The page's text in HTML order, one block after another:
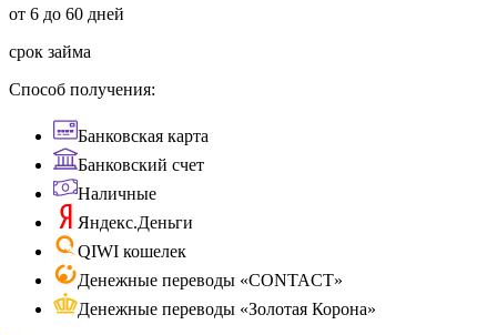
от 6 до 60 дней
срок займа
Способ получения:
Банковская карта
Банковский счет
Наличные
Яндекс.Деньги
QIWI кошелек
Денежные переводы «CONTACT»
Денежные переводы «Золотая Корона»